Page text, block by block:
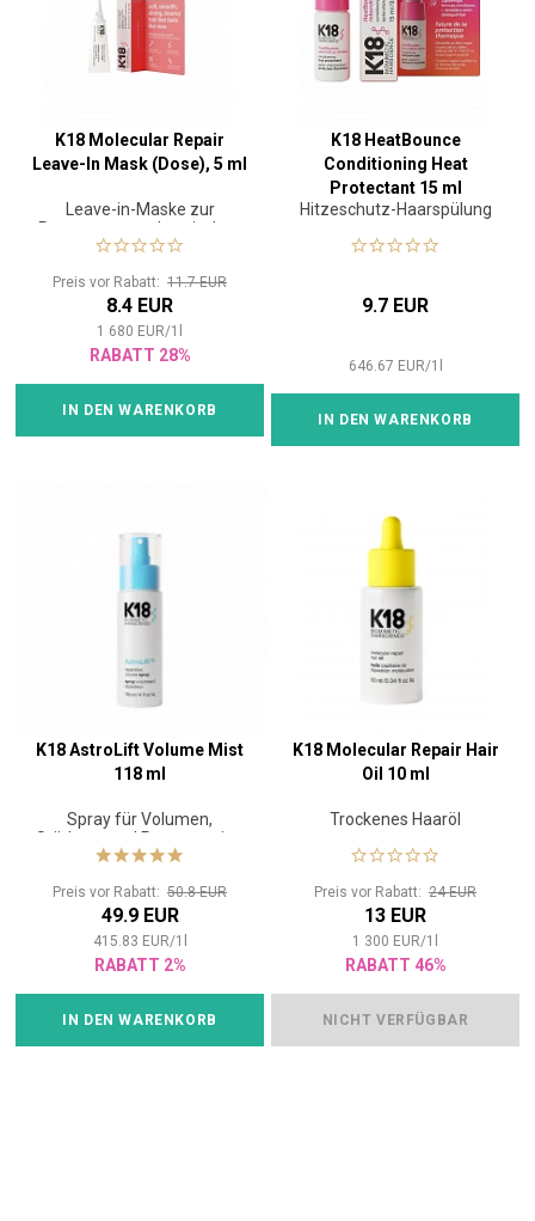
K18 Molecular Repair
Leave-In Mask (Dose), 5 ml
Leave-in-Maske zur
Reparatur von chemischen
oder thermischen Schäden
Preis vor Rabatt: 11.7 EUR
8.4 EUR
1 680 EUR/1
RABATT 28%
IN DEN WARENKORB
K18 HeatBounce
Conditioning Heat
Protectant 15 ml
Hitzeschutz-Haarspülung
9.7 EUR
646.67 EUR/1
IN DEN WARENKORB
K18 AstroLift Volume Mist
118 ml
Spray für Volumen,
Stärkung und Regeneration
der Haare
Preis vor Rabatt: 50.8 EUR
49.9 EUR
415.83 EUR/1
RABATT 2%
IN DEN WARENKORB
K18 Molecular Repair Hair
Oil 10 ml
Trockenes Haaröl
Preis vor Rabatt: 24 EUR
13 EUR
1 300 EUR/1
RABATT 46%
NICHT VERFÜGBAR